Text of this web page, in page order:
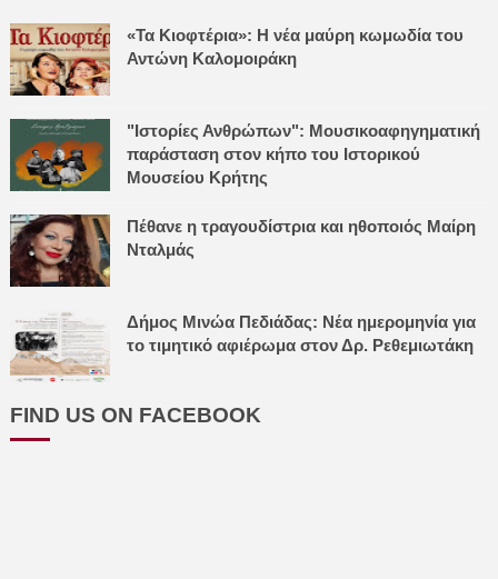
«Τα Κιοφτέρια»: Η νέα μαύρη κωμωδία του
Αντώνη Καλομοιράκη
"Ιστορίες Ανθρώπων": Μουσικοαφηγηματική
παράσταση στον κήπο του Ιστορικού
Μουσείου Κρήτης
Πέθανε η τραγουδίστρια και ηθοποιός Μαίρη
Νταλμάς
Δήμος Μινώα Πεδιάδας: Νέα ημερομηνία για
το τιμητικό αφιέρωμα στον Δρ. Ρεθεμιωτάκη
FIND US ON FACEBOOK